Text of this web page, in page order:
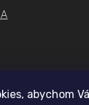
abychom